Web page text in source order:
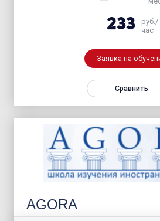
233
руб./
час
Заявка на
Сравнить
AGORA